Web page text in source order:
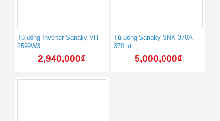
Tủ đông Inverter Sanaky VH-
2599W3
2,940,000₫
Tủ đông Sanaky SNK-370A
370 lít
5,000,000₫